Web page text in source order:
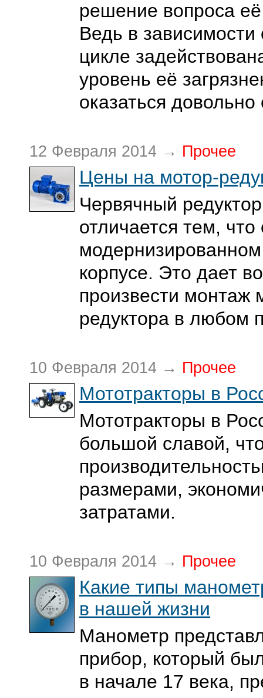
решение вопроса
Ведь в зависимости
цикле
уровень её
оказаться
12 Февраля 2014 → Прочее
Цены на мотор-
Червячный
отличается тем,
корпусе. Это дает
произвести монтаж
редуктора в любом
10 Февраля 2014 → Прочее
Мототракторы в
Мототракторы в
большой славой,
размерами,
затратами.
10 Февраля 2014 → Прочее
Какие типы
в нашей жизни
Манометр
прибор, который
в начале 17 века,